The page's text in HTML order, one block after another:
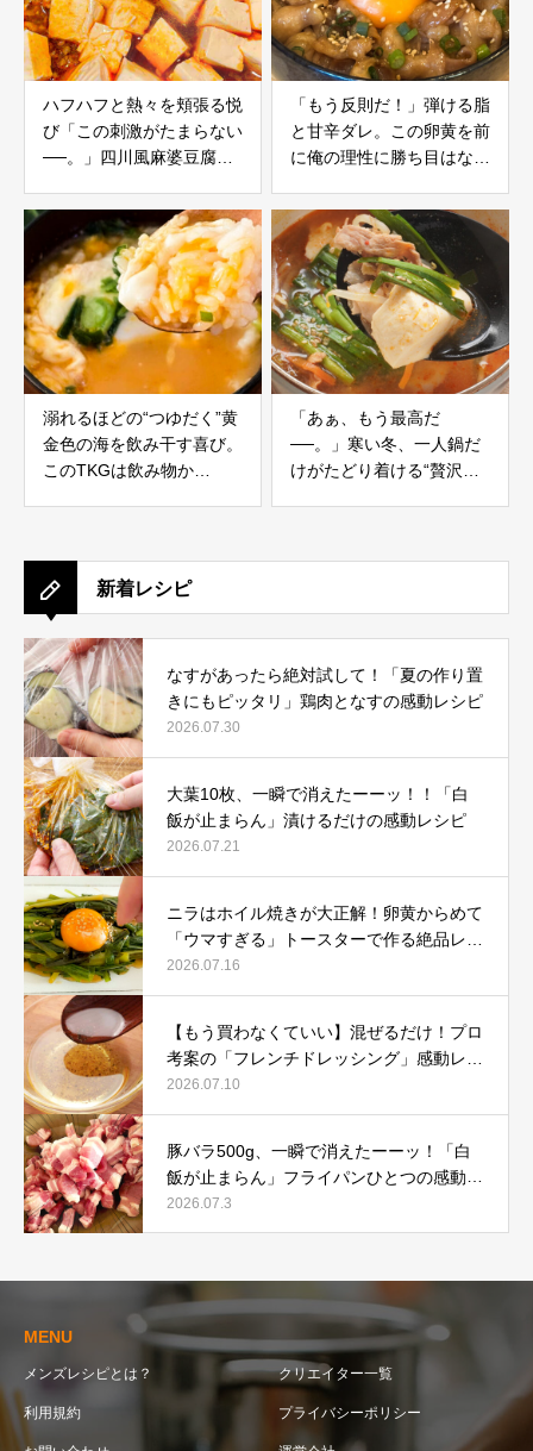
ハフハフと熱々を頬張る悦
び「この刺激がたまらない
──。」四川風麻婆豆腐レ
「もう反則だ！」弾ける脂
と甘辛ダレ。この卵黄を前
に俺の理性に勝ち目はない
溺れるほどの“つゆだく”黄
金色の海を飲み干す喜び。
このTKGは飲み物か
「あぁ、もう最高だ
──。」寒い冬、一人鍋だ
けがたどり着ける“贅沢な
新着レシピ
なすがあったら絶対試して！「夏の作り置
きにもピッタリ」鶏肉となすの感動レシピ
2026.07.30
大葉10枚、一瞬で消えたーーッ！！「白
飯が止まらん」漬けるだけの感動レシピ
2026.07.21
ニラはホイル焼きが大正解！卵黄からめて
「ウマすぎる」トースターで作る絶品レシ
ピ
2026.07.16
【もう買わなくていい】混ぜるだけ！プロ
考案の「フレンチドレッシング」感動レシ
ピ
2026.07.10
豚バラ500g、一瞬で消えたーーッ！「白
飯が止まらん」フライパンひとつの感動レ
シピ
2026.07.3
MENU
メンズレシピとは？ クリエイター一覧
利用規約 プライバシーポリシー